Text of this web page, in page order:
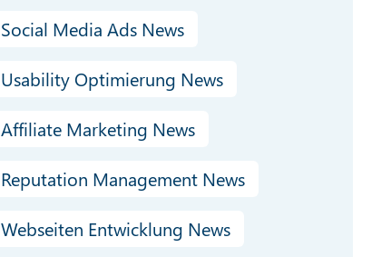
Social Media Ads News
Usability Optimierung News
Affiliate Marketing News
Reputation Management News
Webseiten Entwicklung News